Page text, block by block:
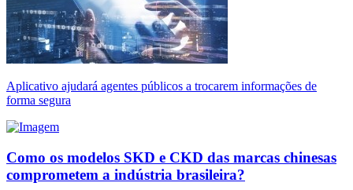
Aplicativo ajudará agentes públicos a trocarem informações de
forma segura
Como os modelos SKD e CKD das marcas chinesas
comprometem a indústria brasileira?